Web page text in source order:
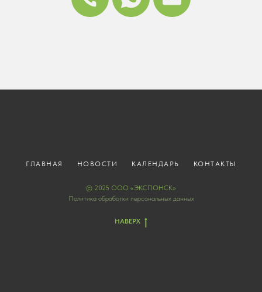
ГЛАВНАЯ НОВОСТИ КАЛЕНДАРЬ КОНТАКТЫ
© 2025 ООО «ЭКСПОНСК»
Политика обработки персональных данных
НАВЕРХ